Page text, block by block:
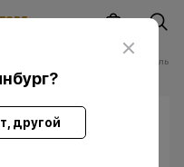
?
другой
Автомобильный держатель